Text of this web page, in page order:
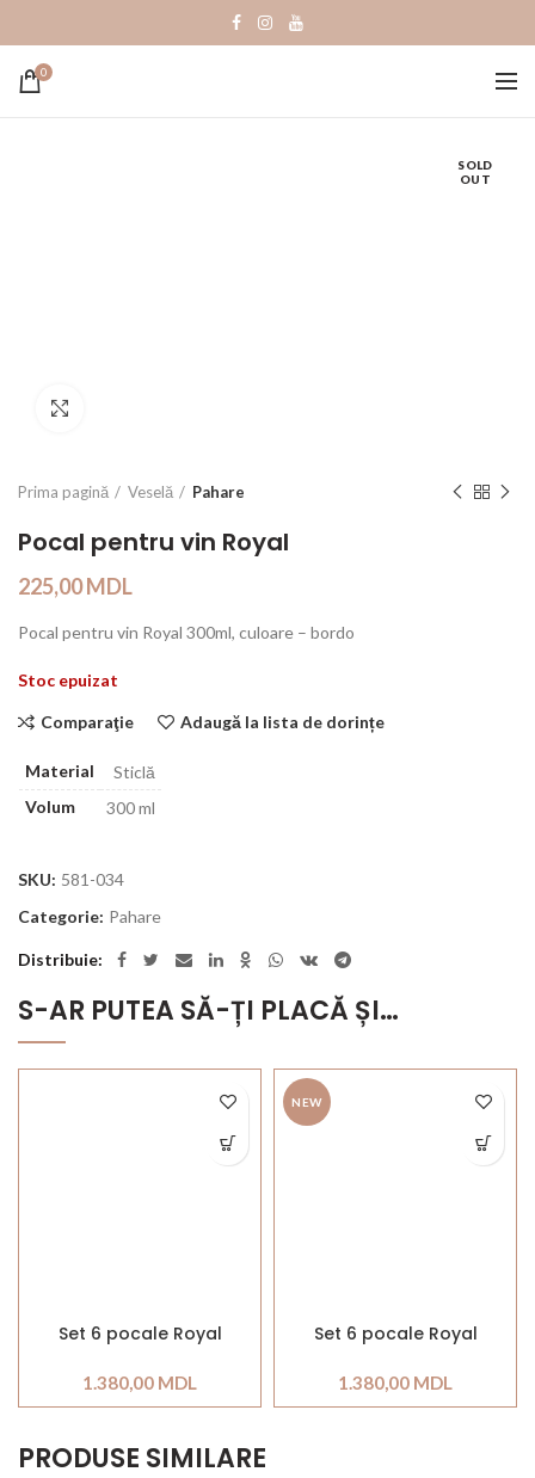
0
SOLD
OUT
Prima pagină Veselă Pahare
Pocal pentru vin Royal
225,00MDL
Pocal pentru vin Royal 300ml, culoare – bordo
Stoc epuizat
Comparaţie Adaugă la lista de dorințe
Material
Sticlă
Volum
300 ml
SKU: 581-034
Categorie: Pahare
Distribuie
S-AR PUTEA SĂ-ȚI PLACĂ ȘI…
Set 6 pocale Royal
1.380,00 MDL
NEW
Set 6 pocale Royal
1.380,00 MDL
PRODUSE SIMILARE